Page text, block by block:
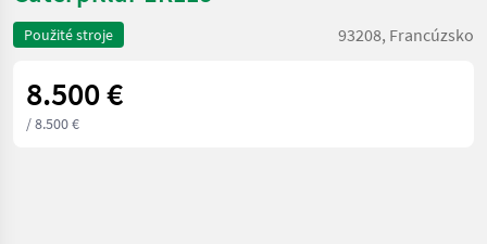
Použité stroje 93208, Francúzsko
8.500 €
/ 8.500 €